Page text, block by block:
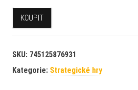
KOUPIT
SKU: 745125876931
Kategorie: Strategické hry